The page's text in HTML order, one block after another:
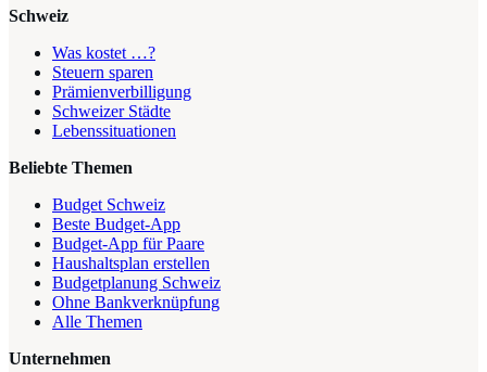
Schweiz
Was kostet …?
Steuern sparen
Prämienverbilligung
Schweizer Städte
Lebenssituationen
Beliebte Themen
Budget Schweiz
Beste Budget-App
Budget-App für Paare
Haushaltsplan erstellen
Budgetplanung Schweiz
Ohne Bankverknüpfung
Alle Themen
Unternehmen